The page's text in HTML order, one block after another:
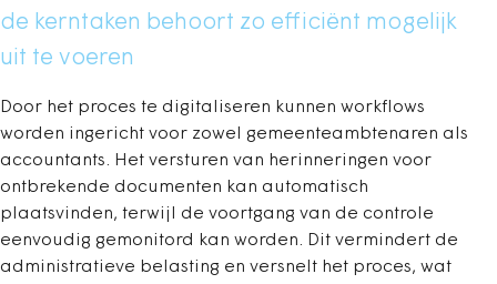
de kerntaken behoort zo efficiënt mogelijk
uit te voeren
Door het proces te digitaliseren kunnen workflows
worden ingericht voor zowel gemeenteambtenaren als
accountants. Het versturen van herinneringen voor
ontbrekende documenten kan automatisch
plaatsvinden, terwijl de voortgang van de controle
eenvoudig gemonitord kan worden. Dit vermindert de
administratieve belasting en versnelt het proces, wat